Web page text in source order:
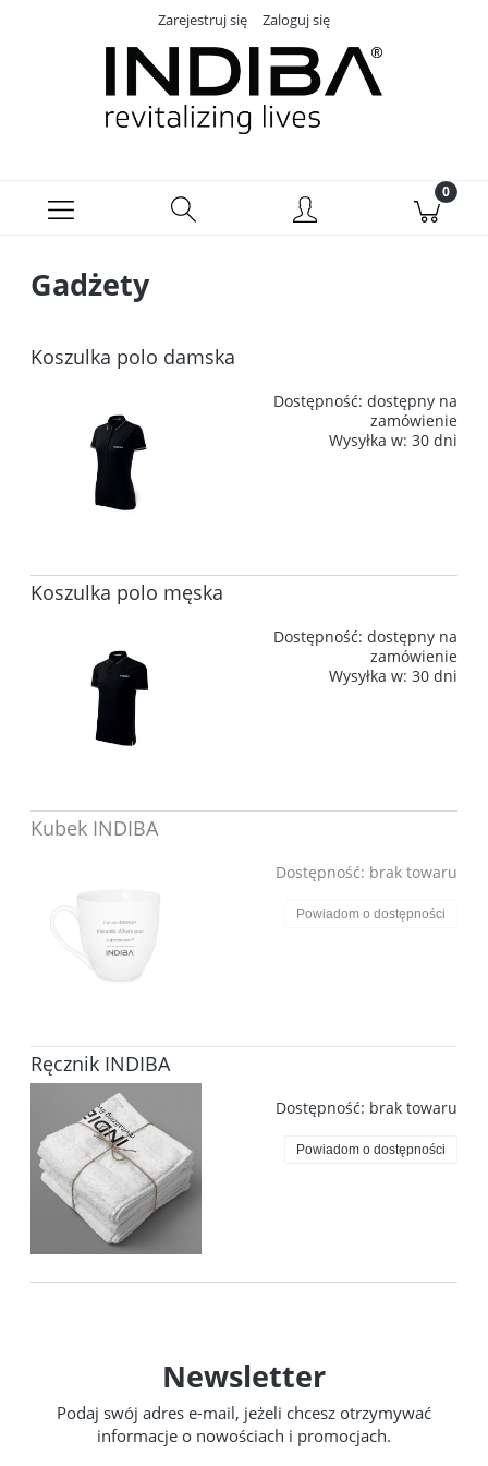
Zarejestruj się Zaloguj się
Gadżety
Koszulka polo damska
Dostępność: dostępny na
zamówienie
Wysyłka w: 30 dni
Koszulka polo męska
Dostępność: dostępny na
zamówienie
Wysyłka w: 30 dni
Kubek INDIBA
Dostępność: brak towaru
Powiadom o dostępności
Ręcznik INDIBA
Dostępność: brak towaru
Powiadom o dostępności
Newsletter
Podaj swój adres e-mail, jeżeli chcesz otrzymywać
informacje o nowościach i promocjach.